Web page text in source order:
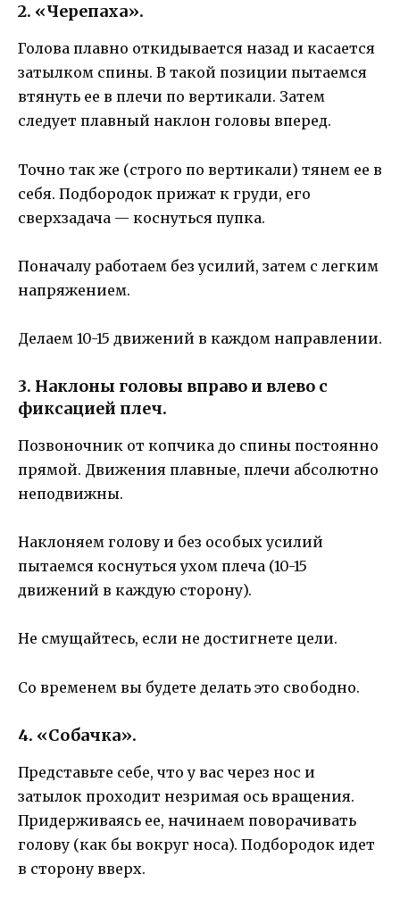
2. «Черепаха».
Голова плавно откидывается назад и касается
затылком спины. В такой позиции пытаемся
втянуть ее в плечи по вертикали. Затем
следует плавный наклон головы вперед.
Точно так же (строго по вертикали) тянем ее в
себя. Подбородок прижат к груди, его
сверхзадача — коснуться пупка.
Поначалу работаем без усилий, затем с легким
напряжением.
Делаем 10-15 движений в каждом направлении.
3. Наклоны головы вправо и влево с
фиксацией плеч.
Позвоночник от копчика до спины постоянно
прямой. Движения плавные, плечи абсолютно
неподвижны.
Наклоняем голову и без особых усилий
пытаемся коснуться ухом плеча (10-15
движений в каждую сторону).
Не смущайтесь, если не достигнете цели.
Со временем вы будете делать это свободно.
4. «Собачка».
Представьте себе, что у вас через нос и
затылок проходит незримая ось вращения.
Придерживаясь ее, начинаем поворачивать
голову (как бы вокруг носа). Подбородок идет
в сторону вверх.